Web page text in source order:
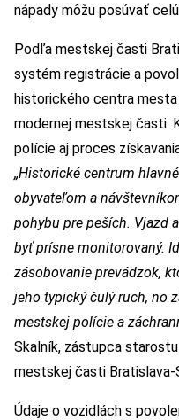
nápady môžu posúvať celú
Podľa mestskej časti
systém registrácie a
historického centra
modernej mestskej časti.
polície aj proces
„Historické centrum
obyvateľom a
pohybu pre peších. Vjazd
byť prísne monitorovaný.
zásobovanie prevádzok,
jeho typický čulý ruch, no
mestskej polície a
Skalník, zástupca
mestskej časti
Údaje o vozidlách s